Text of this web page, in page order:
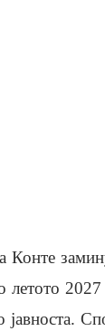
Конте
летото
јавноста.